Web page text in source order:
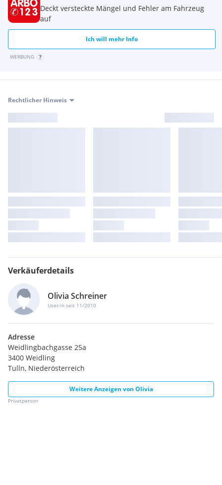
Deckt versteckte Mängel und Fehler am Fahrzeug
auf
Ich will mehr Info
WERBUNG
Rechtlicher Hinweis
Verkäuferdetails
Olivia Schreiner
User:in seit 11/2010
Adresse
Weidlingbachgasse 25a
3400 Weidling
Tulln, Niederösterreich
Weitere Anzeigen von Olivia
Privatperson